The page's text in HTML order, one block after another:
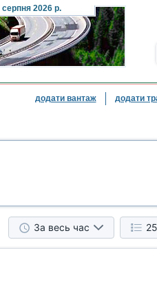
2026 р.
додати вантаж додати
За весь час 25